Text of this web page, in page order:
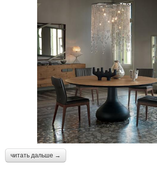
читать дальше →